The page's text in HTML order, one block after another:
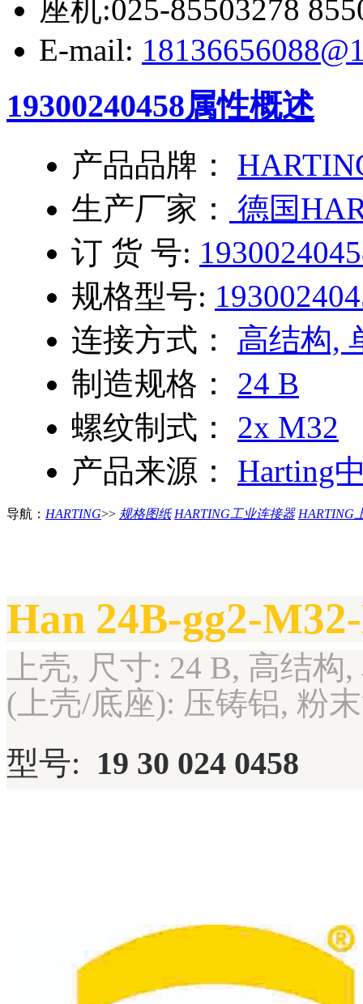
座机:025-85503278
E-mail:
19300240458属性概述
产品品牌：
生产厂家：
德国
订 货 号:
规格型号:
连接方式：
高结构,
制造规格：
24 B
螺纹制式：
2x M32
产品来源：
Harting
导航： HARTING>> 规格图纸 HARTING工业连接器 HARTING
Han 24B-gg2-
上壳, 尺寸: 24 B, 高结
(上壳/底座): 压铸铝, 粉
型号: 19 30 024 0458